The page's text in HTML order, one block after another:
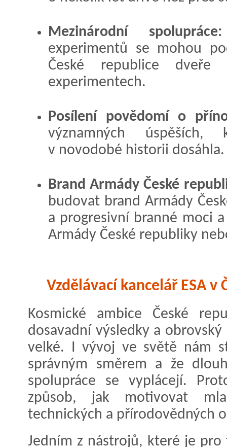
Mezinárodní spolupráce:
experimentů se mohou
České republice
experimentech.
Posílení povědomí o
významných úspěších,
v novodobé historii dosáhla.
Brand Armády České
budovat brand Armády
a progresivní branné moci
Armády České republiky
Vzdělávací kancelář ESA v
Kosmické ambice České
dosavadní výsledky a
velké. I vývoj ve světě nám
správným směrem a že
spolupráce se vyplácejí.
způsob, jak motivovat
technických a přírodovědných
Jedním z nástrojů, které je